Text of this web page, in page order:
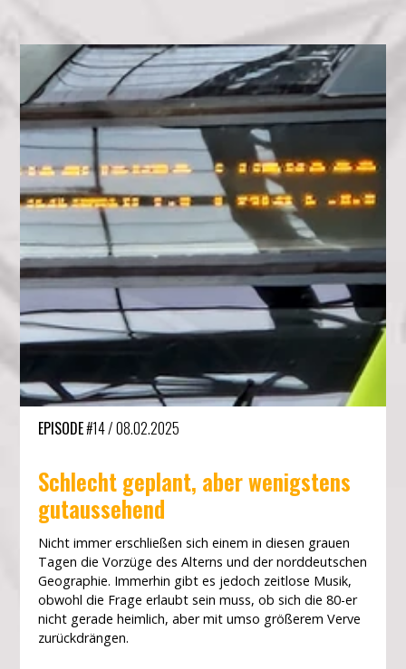
EPISODE#14/08.02.2025
Schlecht geplant, aber wenigstens
gutaussehend
Nicht immer erschließen sich einem in diesen grauen
Tagen die Vorzüge des Alterns und der norddeutschen
Geographie. Immerhin gibt es jedoch zeitlose Musik,
obwohl die Frage erlaubt sein muss, ob sich die 80-er
nicht gerade heimlich, aber mit umso größerem Verve
zurückdrängen.